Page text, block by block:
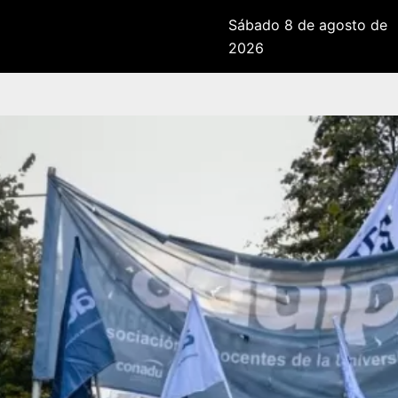
Sábado 8 de agosto de
2026